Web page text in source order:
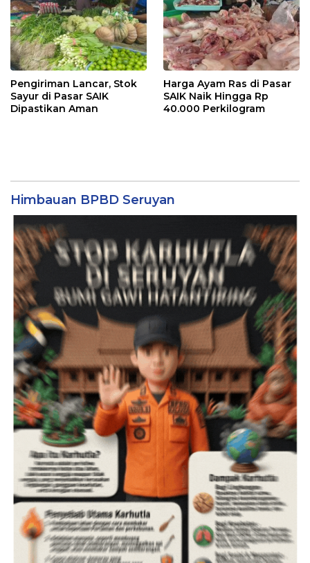
Pengiriman Lancar, Stok
Sayur di Pasar SAIK
Dipastikan Aman
Harga Ayam Ras di Pasar
SAIK Naik Hingga Rp
40.000 Perkilogram
Himbauan BPBD Seruyan